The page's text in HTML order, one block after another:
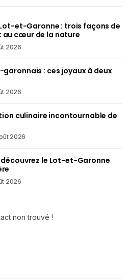
et-Garonne : trois façons de
cœur de la nature
2026
: ces joyaux à deux
2026
culinaire incontournable de
2026
le Lot-et-Garonne
2026
non trouvé !